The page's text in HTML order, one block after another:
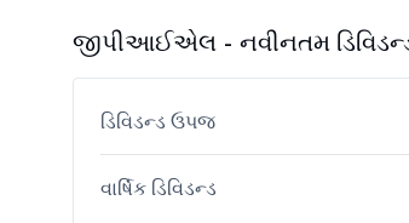
જીપીઆઈએલ - નવીનતમ
ડિવિડન્ડ ઉપજ
વાર્ષિક ડિવિડન્ડ